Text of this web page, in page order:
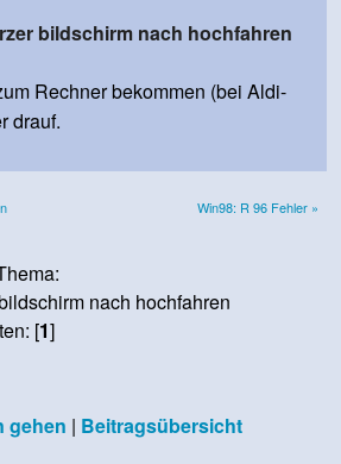
bildschirm nach hochfahren
Rechner bekommen (bei Aldi-
drauf.
Win98: R 96 Fehler »
nach hochfahren
[1]
gehen | Beitragsübersicht